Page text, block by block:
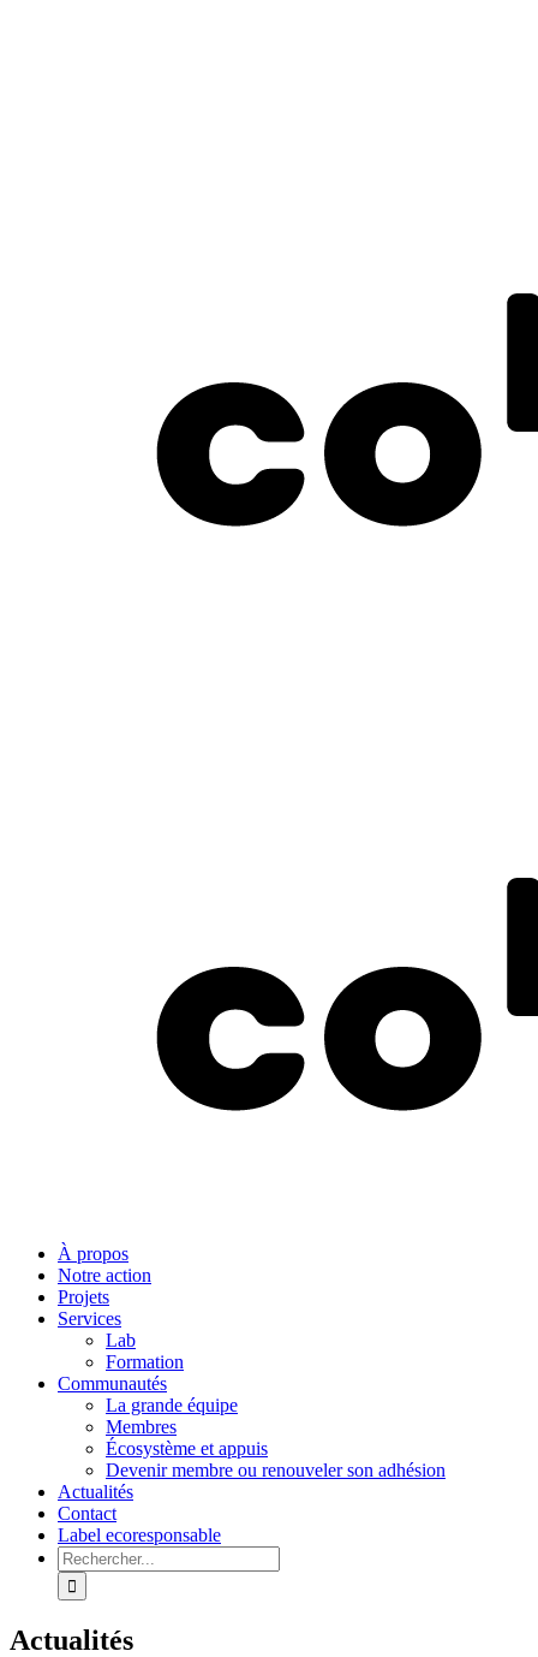
À propos
Notre action
Projets
Services
Lab
Formation
Communautés
La grande équipe
Membres
Écosystème et appuis
Devenir membre ou renouveler son adhésion
Actualités
Contact
Label ecoresponsable
Rechercher:
Actualités